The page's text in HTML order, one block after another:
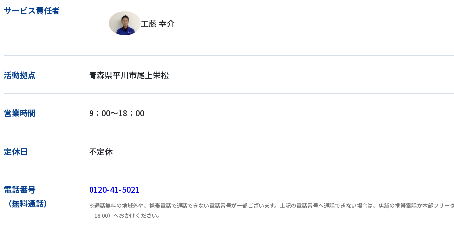
サービス責任者
工藤 幸介
活動拠点 青森県平川市尾上栄松
営業時間 9：00～18：00
定休日 不定休
電話番号
（無料通話）
0120-41-5021
通話無料の地域外や、携帯電話で通話できない電話番号が一部ございます。上記の電話番号へ通話できない場合は、店舗の携帯電話か本部フリ
18:00）へおかけください。